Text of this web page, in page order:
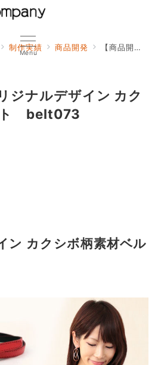
Menu
制作実績 商品開発 【商品開発】オリジナルデザイン カクシボ柄素材ベルト belt073
ジナルデザイン カク
ト belt073
ン カクシボ柄素材ベル